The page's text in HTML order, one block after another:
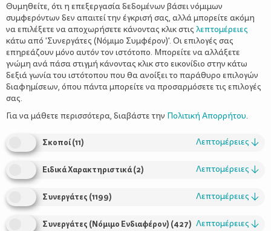
Δύο βιβλία για τη μαμά
Θυμηθείτε, ότι η επεξεργασία δεδομένων βάσει νόμιμων
συμφερόντων δεν απαιτεί την έγκρισή σας, αλλά μπορείτε ακόμη
να επιλέξετε να αποχωρήσετε κάνοντας κλικ στις λεπτομέρειες
κάτω από 'Συνεργάτες (Νόμιμο Συμφέρον)'. Οι επιλογές σας
επηρεάζουν μόνο αυτόν τον ιστότοπο. Μπορείτε να αλλάξετε
γνώμη ανά πάσα στιγμή κάνοντας κλικ στο εικονίδιο στην κάτω
δεξιά γωνία του ιστότοπου που θα ανοίξει το παράθυρο επιλογών
διαφημίσεων, όπου πάντα μπορείτε να προσαρμόσετε τις επιλογές
σας.
Για να μάθετε περισσότερα, διαβάστε την Πολιτική Απορρήτου.
Σκοποί(11) Λεπτομέρειες ↓
Ειδικά Χαρακτηριστικά(2) Λεπτομέρειες ↓
Συνεργάτες (1199) Λεπτομέρειες ↓
Συνεργάτες (Νόμιμο Ενδιαφέρον) (427) Λεπτομέρειες ↓